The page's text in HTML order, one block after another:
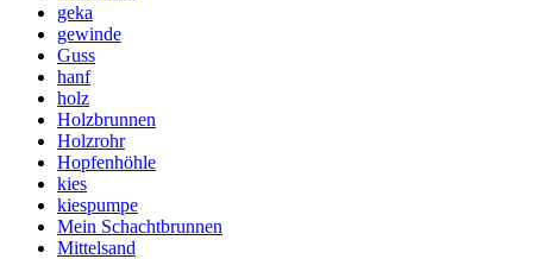
geka
gewinde
Guss
hanf
holz
Holzbrunnen
Holzrohr
Hopfenhöhle
kies
kiespumpe
Mein Schachtbrunnen
Mittelsand